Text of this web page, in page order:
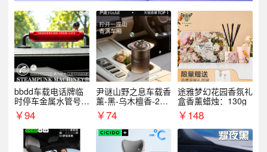
bbdd车载电话牌临
时停车金属水管号码
牌可隐藏创意趣味
￥94
尹谜山野之息车载香
薰-黑-乌木檀香-200
g￥74
途雅梦幻花园香氛礼
盒香薰蜡烛：130g
￥148